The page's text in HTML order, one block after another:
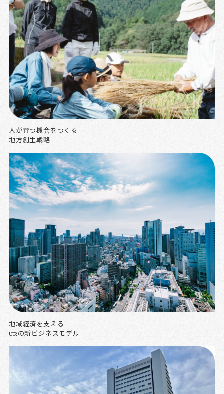
人が育つ機会をつくる
地方創生戦略
地域経済を支える
URの新ビジネスモデル